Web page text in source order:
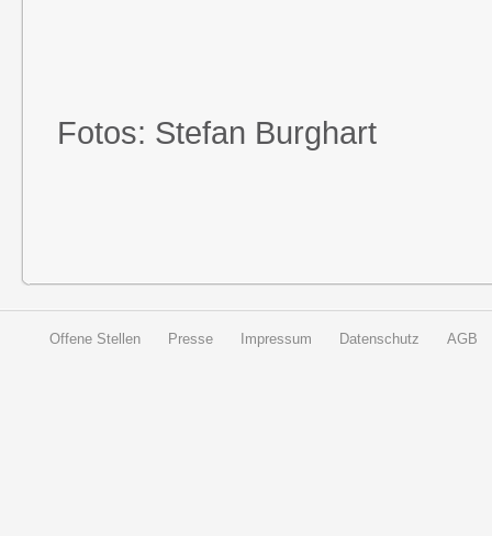
Fotos: Stefan Burghart
Offene Stellen Presse Impressum Datenschutz AGB